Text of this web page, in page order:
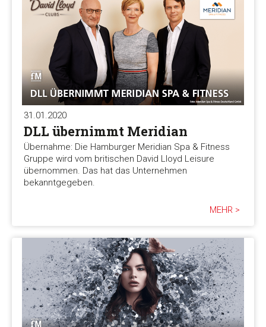
31.01.2020
DLL übernimmt Meridian
Übernahme: Die Hamburger Meridian Spa & Fitness
Gruppe wird vom britischen David Lloyd Leisure
übernommen. Das hat das Unternehmen
bekanntgegeben.
MEHR >